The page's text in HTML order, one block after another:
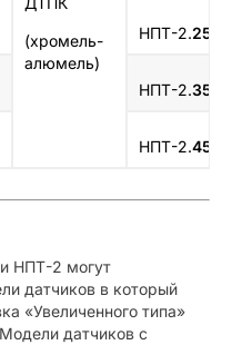
(хромель-
алюмель)
НПТ-2.25
НПТ-2.35
НПТ-2.45
НПТ-2 могут
датчиков в который
«Увеличенного типа»
датчиков с